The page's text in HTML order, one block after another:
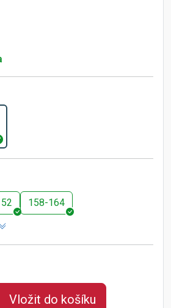
158-164
Vložit do košíku